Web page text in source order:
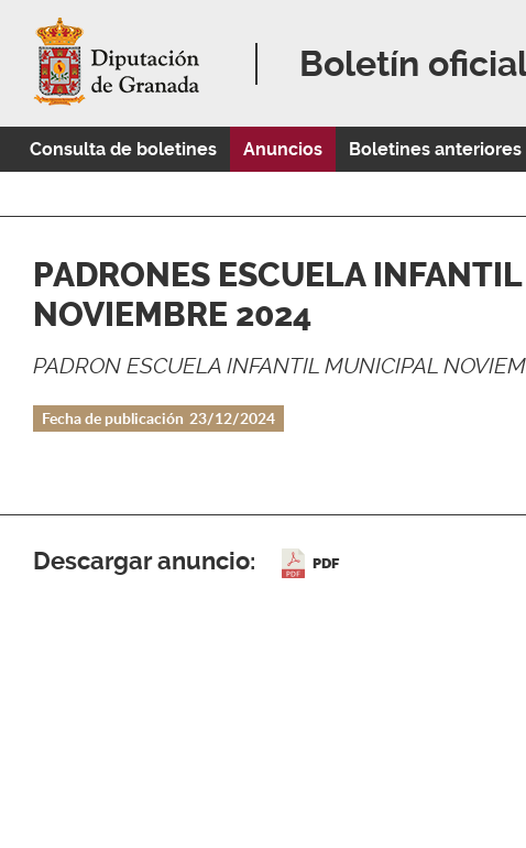
Boletín
Consulta de boletines Anuncios Boletines anteriores
PADRONES ESCUELA
NOVIEMBRE 2024
PADRON ESCUELA INFANTIL MUNICIPAL
Fecha de publicación 23/12/2024
Descargar anuncio: PDF